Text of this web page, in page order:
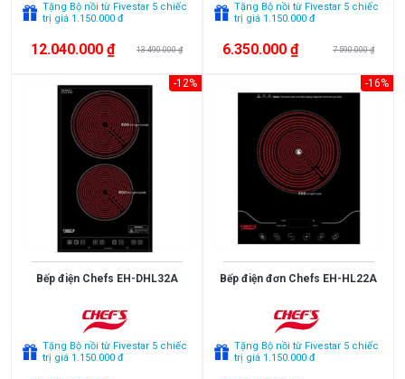
Tặng Bộ nồi từ Fivestar 5 chiếc
trị giá 1.150.000 đ
12.040.000 ₫ 13.490.000 ₫
Tặng Bộ nồi từ Fivestar 5 chiếc
trị giá 1.150.000 đ
6.350.000 ₫ 7.590.000 ₫
-12%
Bếp điện Chefs EH-DHL32A
Tặng Bộ nồi từ Fivestar 5 chiếc
trị giá 1.150.000 đ
-16%
Bếp điện đơn Chefs EH-HL22A
Tặng Bộ nồi từ Fivestar 5 chiếc
trị giá 1.150.000 đ